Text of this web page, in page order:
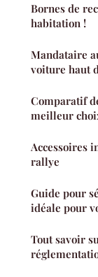
Bornes de
habitation !
Mandataire
voiture haut
Comparatif
meilleur
Accessoires
rallye
Guide pour
idéale pour
Tout savoir